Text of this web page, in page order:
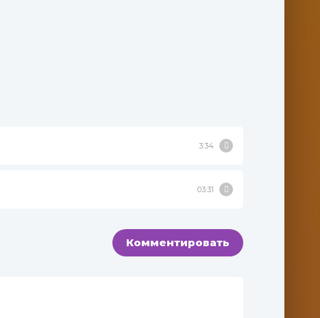
3:34
03:31
Комментировать